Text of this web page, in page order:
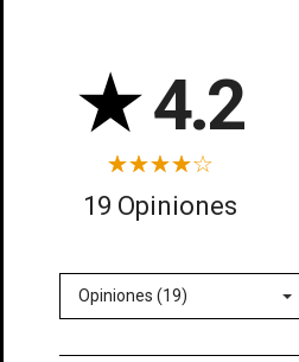
★4.2
19 Opiniones
Opiniones (19)